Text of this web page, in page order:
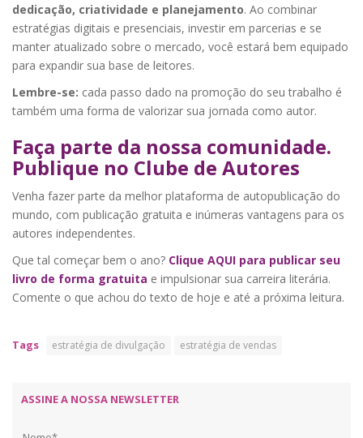
dedicação, criatividade e planejamento. Ao combinar
estratégias digitais e presenciais, investir em parcerias e se
manter atualizado sobre o mercado, você estará bem equipado
para expandir sua base de leitores.
Lembre-se: cada passo dado na promoção do seu trabalho é
também uma forma de valorizar sua jornada como autor.
Faça parte da nossa comunidade.
Publique no Clube de Autores
Venha fazer parte da melhor plataforma de autopublicação do
mundo, com publicação gratuita e inúmeras vantagens para os
autores independentes.
Que tal começar bem o ano? Clique AQUI para publicar seu
livro de forma gratuita e impulsionar sua carreira literária.
Comente o que achou do texto de hoje e até a próxima leitura.
Tags estratégia de divulgação estratégia de vendas
ASSINE A NOSSA NEWSLETTER